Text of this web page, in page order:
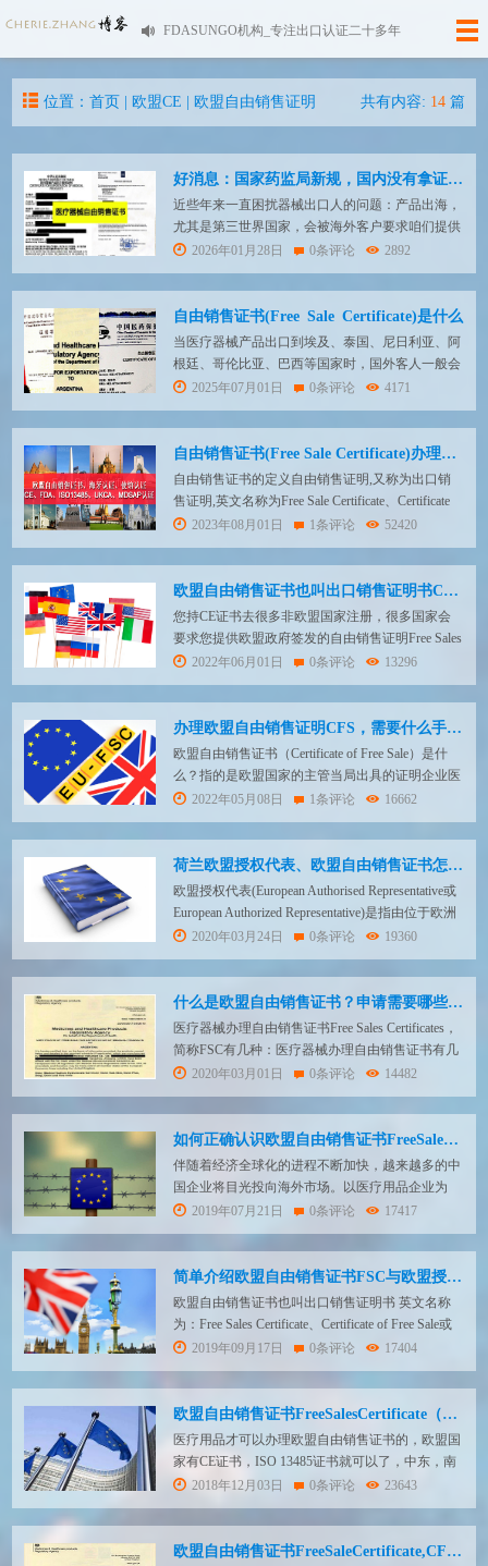
FDASUNGO机构_专注出口认证二十多年
位置：首页 | 欧盟CE 欧盟自由销售证明 共有内容: 14 篇
好消息：国家药监局新规，国内没有拿证，也可以办理医疗器械自由销售证
近些年来一直困扰器械出口人的问题：产品出海，
尤其是第三世界国家，会被海外客户要求咱们提供
资质证书如CE、ISO13485、CFS自由销售证书、
海牙/使馆认证等等，其中对于国内没有市场的厂
家来说办理药监出具的自由销售证书最为头疼。
为支持医疗器械出口贸易，规范药品监督管理部门
出具医疗器械出口销售证明的服务性事项办理，国
家...
2026年01月28日 0条评论 2892
自由销售证书(Free Sale Certificate)是什么
当医疗器械产品出口到埃及、泰国、尼日利亚、阿
根廷、哥伦比亚、巴西等国家时，国外客人一般会
要求供应商提供自由销售证，而且会倾向于使用欧
盟国家官方机构颁发的自由销售证。那么什么是自
由销售证（Free Sale Certificate / Certificates of Free
Sale）呢？其具体办理流程有是怎样的呢？P...
2025年07月01日 0条评论 4171
自由销售证书(Free Sale Certificate)办理费用/周期/流程
自由销售证书的定义自由销售证明,又称为出口销
售证明,英文名称为Free Sale Certificate、Certificate
of Free Sale,简称为FSC或者CFS。CFS是由国际上
发达程度较高、医疗器械监管体系较完善的经济体
当局签发的以证明医疗器械在该地区可以自由销售
的文件。 全世界200多个国家和地...
2023年08月01日 1条评论 52420
欧盟自由销售证书也叫出口销售证明书CFS是什么？如何办理？
您持CE证书去很多非欧盟国家注册，很多国家会
要求您提供欧盟政府签发的自由销售证明Free Sales
Certificate。欧盟成员国以外的一些国家，比如埃
及、巴西、阿根廷、印度尼西亚、委内瑞拉等国家
会要求企业出示CFS证书。 中东，南美 尤其是：
沙特、阿根廷、埃及 这些国家会要这种欧盟自由
销售证书的，客户销售企业...
2022年06月01日 0条评论 13296
办理欧盟自由销售证明CFS，需要什么手续?
欧盟自由销售证书（Certificate of Free Sale）是什
么？指的是欧盟国家的主管当局出具的证明企业医
疗产品可以在特定区域自由销售的文件，简称为
CFS。目前欧洲所有的CFS 只给位于其境内的公司
颁发，这些公司可以是制造商、欧盟代表、 贴牌
厂商。因此中国的企业要申请CFS证书，只能是通
过其欧盟授权代表来完成...
2022年05月08日 1条评论 16662
荷兰欧盟授权代表、欧盟自由销售证书怎么做？
欧盟授权代表(European Authorised Representative或
European Authorized Representative)是指由位于欧洲
经济区EEA(包括EU与EFTA)境外的制造商明确指
定的一家公司。该公司可代表EEA境外的制造商履
行欧盟相关的指令和法律对该制造商所要求的特定
的职责。欧...
2020年03月24日 0条评论 19360
什么是欧盟自由销售证书？申请需要哪些资料？
医疗器械办理自由销售证书Free Sales Certificates，
简称FSC有几种：医疗器械办理自由销售证书有几
种：1：是生产企业，企业有中国的注册证生产许
可证，可以直接到中国食品药品监督管理局办理中
国药监局出的医疗器械产品出口销售证明2：需要
有注册证和许可证，可以由医药保健品商会这些出
局的自由销售证书3：任何国...
2020年03月01日 0条评论 14482
如何正确认识欧盟自由销售证书FreeSalesCertificate
伴随着经济全球化的进程不断加快，越来越多的中
国企业将目光投向海外市场。以医疗用品企业为
例，医疗器械产品销往欧盟，只要有CE证书即
可。但您持CE证书去很多非欧盟国家注册，很多
国家会要求您提供欧盟政府签发的欧盟自由销售证
明Free Sales Certificate。在本篇文章中会为您就自
由销售证做出详细解读。 1. 什么...
2019年07月21日 0条评论 17417
简单介绍欧盟自由销售证书FSC与欧盟授权代表的用途
欧盟自由销售证书也叫出口销售证明书 英文名称
为：Free Sales Certificate、Certificate of Free Sale或
者Certificate ForExportation of Medical Products；简
称：FSC 或 CFS。 自由销售证书源于欧洲, 起初，
欧洲经济区协定（E...
2019年09月17日 0条评论 17404
欧盟自由销售证书FreeSalesCertificate（简称FSC）申请流程及周期
医疗用品才可以办理欧盟自由销售证书的，欧盟国
家有CE证书，ISO 13485证书就可以了，中东，南
美 尤其是：沙特、阿根廷、埃及 这些国家会要这
种欧盟自由销售证书的，客户销售企业的产品的时
候，当地政府要求必须注册成功才可以销售产品，
那么注册的时候是需要这些文件的，MHRA颁发的
2018年12月03日 0条评论 23643
欧盟自由销售证书FreeSaleCertificate,CFS认证